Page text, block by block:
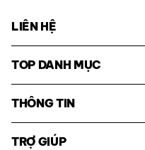
LIÊN HỆ
TOP DANH MỤC
THÔNG TIN
TRỢ GIÚP